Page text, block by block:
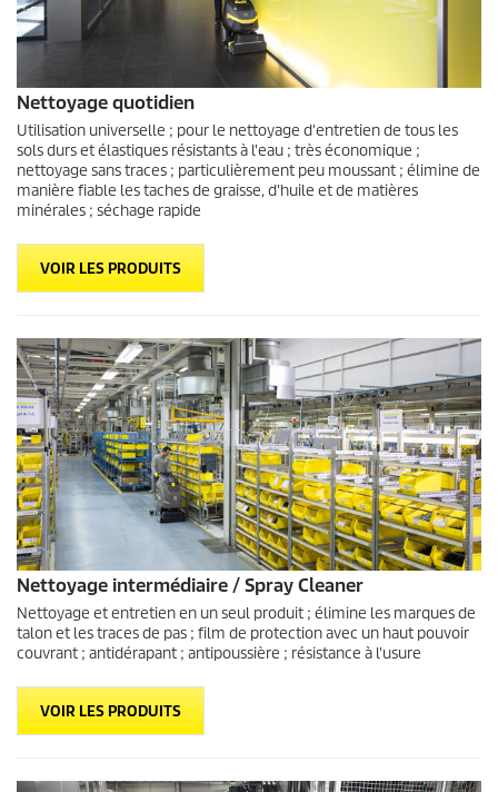
Nettoyage quotidien
Utilisation universelle ; pour le nettoyage d'entretien de tous les
sols durs et élastiques résistants à l'eau ; très économique ;
nettoyage sans traces ; particulièrement peu moussant ; élimine de
manière fiable les taches de graisse, d'huile et de matières
minérales ; séchage rapide
VOIR LES PRODUITS
Nettoyage intermédiaire / Spray Cleaner
Nettoyage et entretien en un seul produit ; élimine les marques de
talon et les traces de pas ; film de protection avec un haut pouvoir
couvrant ; antidérapant ; antipoussière ; résistance à l'usure
VOIR LES PRODUITS